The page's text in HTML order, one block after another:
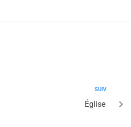
SUIV
Église